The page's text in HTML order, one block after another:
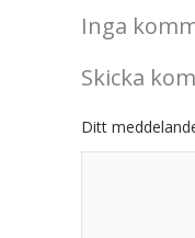
Inga
Skicka
Ditt